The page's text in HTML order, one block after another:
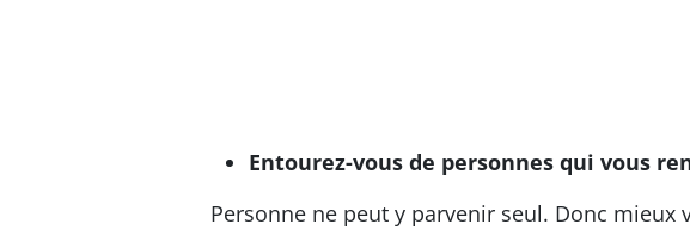
Entourez-vous de personnes qui vous
Personne ne peut y parvenir seul. Donc mieux